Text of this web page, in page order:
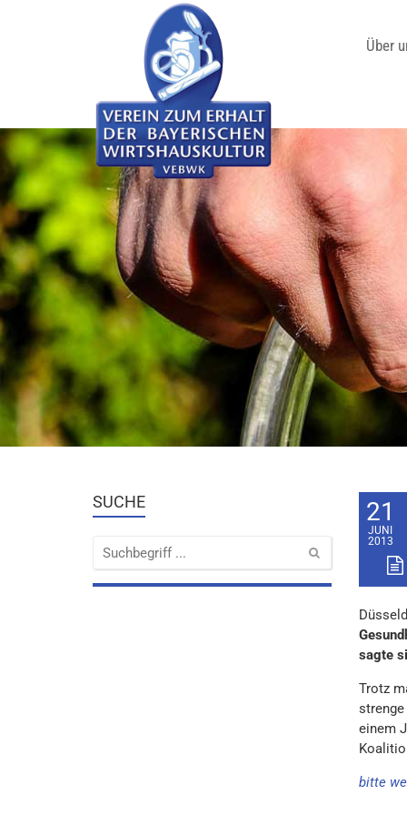
Über
SUCHE 21
JUNI
2013
sagte
Trotz
einem
bitte